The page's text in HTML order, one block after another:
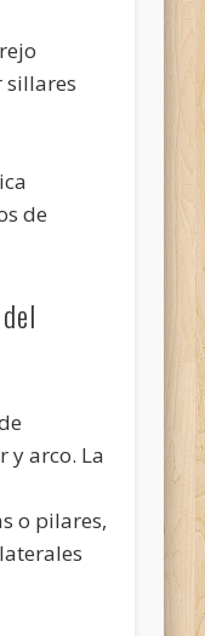
sillares
de
y arco. La
o pilares,